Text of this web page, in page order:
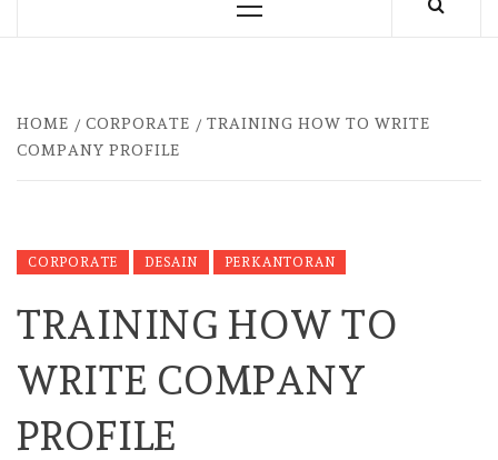
Primary
HOME CORPORATE
TRAINING HOW TO WRITE
COMPANY PROFILE
CORPORATE DESAIN PERKANTORAN
TRAINING HOW TO
WRITE COMPANY
PROFILE